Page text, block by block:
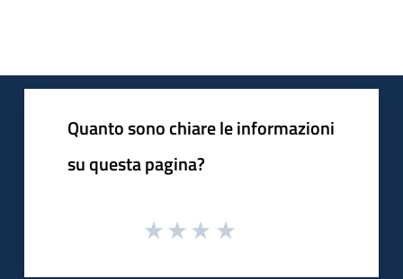
Quanto sono chiare le informazioni
su questa pagina?